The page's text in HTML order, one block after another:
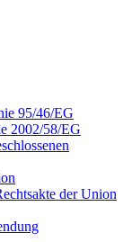
95/46/EG
2002/58/EG
der Union